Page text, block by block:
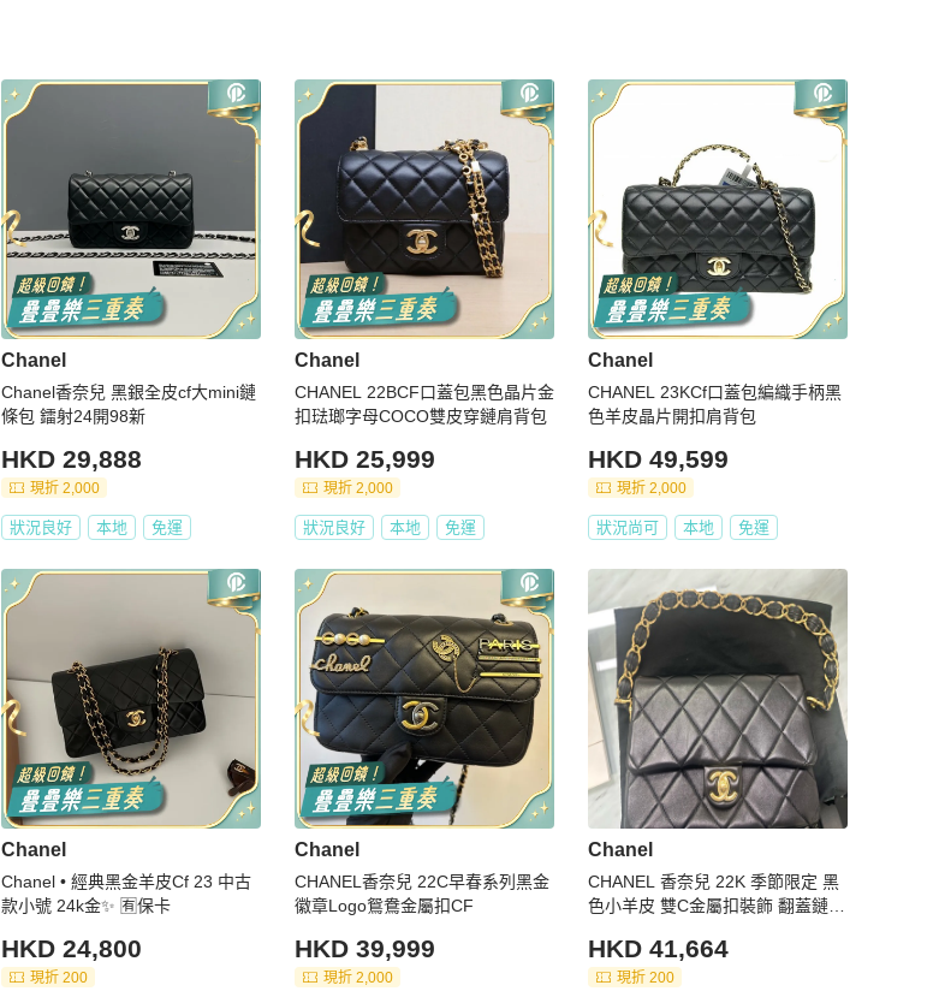
Chanel
Chanel香奈兒 黑銀全皮cf大mini鏈
條包 鐳射24開98新
HKD 29,888
現折 2,000
狀況良好 本地 免運
Chanel
CHANEL 22BCF口蓋包黑色晶片金
扣琺瑯字母COCO雙皮穿鏈肩背包
HKD 25,999
現折 2,000
狀況良好 本地 免運
Chanel
CHANEL 23KCf口蓋包編織手柄黑
色羊皮晶片開扣肩背包
HKD 49,599
現折 2,000
狀況尚可 本地 免運
Chanel
Chanel • 經典黑金羊皮Cf 23 中古
款小號 24k金✨ 🈶保卡
HKD 24,800
現折 200
Chanel
CHANEL香奈兒 22C早春系列黑金
徽章Logo鴛鴦金屬扣CF
HKD 39,999
現折 2,000
Chanel
CHANEL 香奈兒 22K 季節限定 黑
色小羊皮 雙C金屬扣裝飾 翻蓋鏈條
HKD 41,664
現折 200